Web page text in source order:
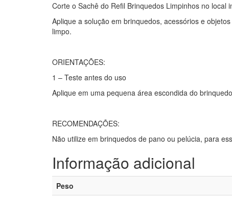
Corte o Sachê do Refil Brinquedos Limpinhos no
Aplique a solução em brinquedos, acessórios e
limpo.
ORIENTAÇÕES:
1 – Teste antes do uso
Aplique em uma pequena área escondida do
RECOMENDAÇÕES:
Não utilize em brinquedos de pano ou pelúcia, para
Informação adicional
Peso